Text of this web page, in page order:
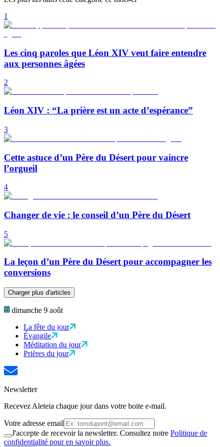
1
Les cinq paroles que Léon XIV veut faire entendre
aux personnes âgées
2
Léon XIV : “La prière est un acte d’espérance”
3
Cette astuce d’un Père du Désert pour vaincre
l’orgueil
4
Changer de vie : le conseil d’un Père du Désert
5
La leçon d’un Père du Désert pour accompagner les
conversions
Charger plus d'articles
dimanche 9 août
La fête du jour
Évangile
Méditation du jour
Prières du jour
Newsletter
Recevez Aleteia chaque jour dans votre boite e-mail.
Votre adresse email
J'accepte de recevoir la newsletter. Consultez notre Politique de
confidentialité pour en savoir plus.